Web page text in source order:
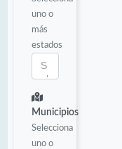
uno o
más
estados
Municipios
Selecciona
uno o